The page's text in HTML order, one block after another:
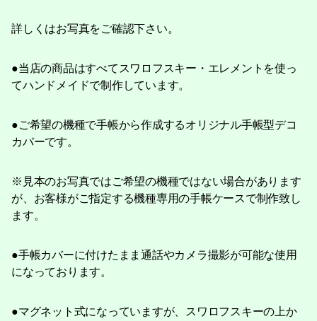
詳しくはお写真をご確認下さい。
●当店の商品はすべてスワロフスキー・エレメントを使っ
てハンドメイドで制作しています。
●ご希望の機種で手帳から作成するオリジナル手帳型デコ
カバーです。
※見本のお写真ではご希望の機種ではない場合があります
が、お客様がご指定する機種専用の手帳ケースで制作致し
ます。
●手帳カバーに付けたまま通話やカメラ撮影が可能な使用
になっております。
●マグネット式になっていますが、スワロフスキーの上か